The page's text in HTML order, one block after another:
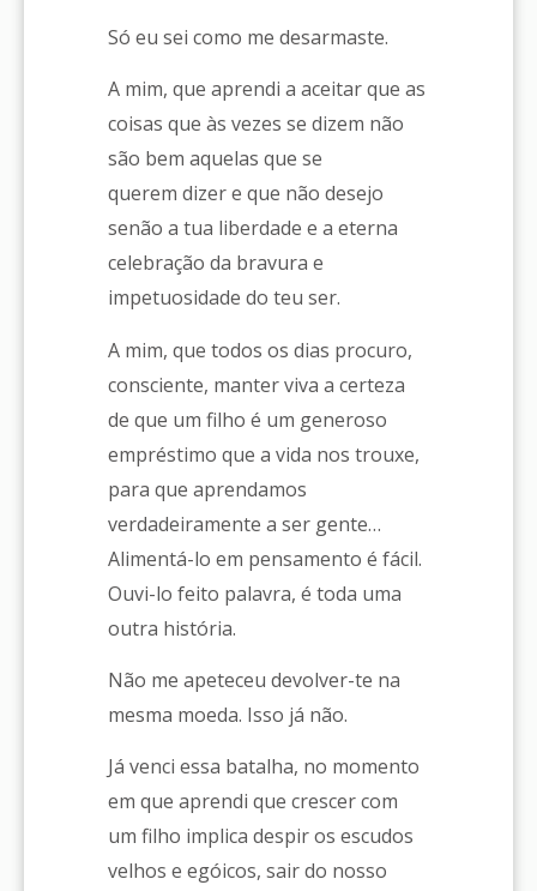
Só eu sei como me desarmaste.
A mim, que aprendi a aceitar que as
coisas que às vezes se dizem não
são bem aquelas que se
querem dizer e que não desejo
senão a tua liberdade e a eterna
celebração da bravura e
impetuosidade do teu ser.
A mim, que todos os dias procuro,
consciente, manter viva a certeza
de que um filho é um generoso
empréstimo que a vida nos trouxe,
para que aprendamos
verdadeiramente a ser gente…
Alimentá-lo em pensamento é fácil.
Ouvi-lo feito palavra, é toda uma
outra história.
Não me apeteceu devolver-te na
mesma moeda. Isso já não.
Já venci essa batalha, no momento
em que aprendi que crescer com
um filho implica despir os escudos
velhos e egóicos, sair do nosso